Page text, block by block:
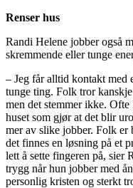
Renser hus
Randi Helene jobber også
skremmende eller tunge
– Jeg får alltid kontakt med
tunge ting. Folk tror
men det stemmer ikke.
huset som gjør at det blir
mer av slike jobber. Folk er
det finnes en løsning på et
lett å sette fingeren på, sier
trygg når hun jobber med
personlig kristen og sterkt